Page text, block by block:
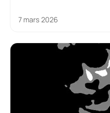
7 mars 2026